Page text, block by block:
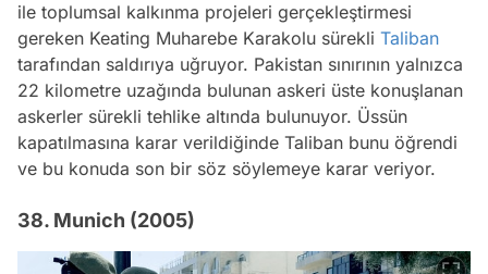
ile toplumsal kalkınma projeleri gerçekleştirmesi
gereken Keating Muharebe Karakolu sürekli Taliban
tarafından saldırıya uğruyor. Pakistan sınırının yalnızca
22 kilometre uzağında bulunan askeri üste konuşlanan
askerler sürekli tehlike altında bulunuyor. Üssün
kapatılmasına karar verildiğinde Taliban bunu öğrendi
ve bu konuda son bir söz söylemeye karar veriyor.
38. Munich (2005)